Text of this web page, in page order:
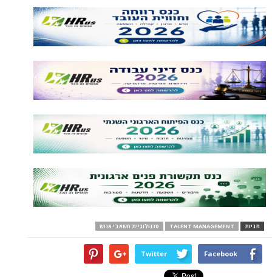
TALENT טכנולוגיית משאבי אנוש
Twitter